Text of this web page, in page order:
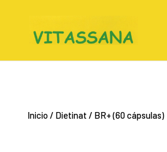
Inicio/ Dietinat / BR+ (60 cápsulas)